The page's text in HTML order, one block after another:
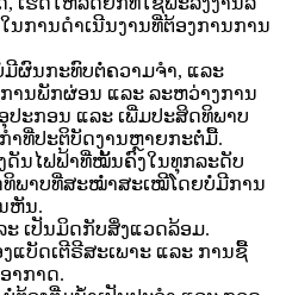
ການດຳເນີນງານທີ່ຕ້ອງການການ
ມີຜົນກະທົບຕໍ່ຄວາມຈຳ, ແລະ
ານພັກຜ່ອນ ແລະ ລະຫວ່າງການ
ປະກອນ ແລະ ເພີ່ມປະສິດທິພາບ
ຳທີ່ປະຕິບັດງານຫຼາຍກະຕໍ່ມື້.
ນໄຟຟ້າທີ່ໝັ້ນຄົງໃນທຸກລະດັບ
ທິພາບທີ່ສະໝໍ່າສະເໝີໂດຍບໍ່ມີການ
ຫັນ.
ເປັນມິດກັບສິ່ງແວດລ້ອມ.
ແບັດເຕີຣີສະເພາະ ແລະ ການຊື້
າກາດ.